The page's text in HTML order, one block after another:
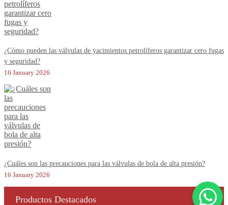
¿Cómo pueden las válvulas de yacimientos petrolíferos garantizar cero fugas
y seguridad?
16 January 2026
¿Cuáles son las precauciones para las válvulas de bola de alta presión?
16 January 2026
Productos Destacados